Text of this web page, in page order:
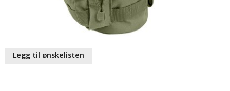
Legg til ønskelisten